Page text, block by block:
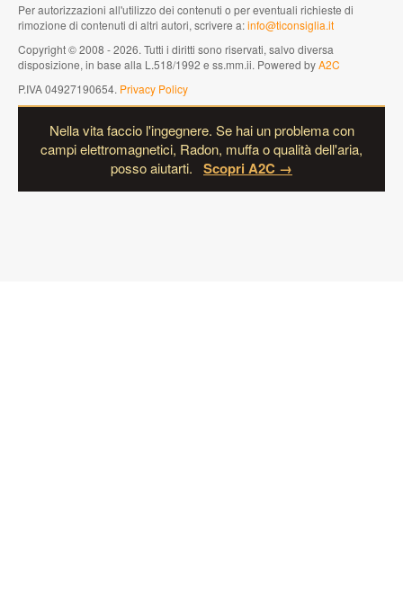
Per autorizzazioni all'utilizzo dei contenuti o per eventuali richieste di
rimozione di contenuti di altri autori, scrivere a:info@ticonsiglia.it
Copyright © 2008 - 2026. Tutti i diritti sono riservati, salvo diversa
disposizione, in base alla L.518/1992 e ss.mm.ii. Powered byA2C
P.IVA 04927190654. Privacy Policy
Nella vita faccio l'ingegnere. Se hai un problema con
campi elettromagnetici, Radon, muffa o qualità dell'aria,
posso aiutarti.
Scopri A2C →